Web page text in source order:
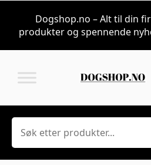
Dogshop.no – Alt til din
produkter og spennende
Søk